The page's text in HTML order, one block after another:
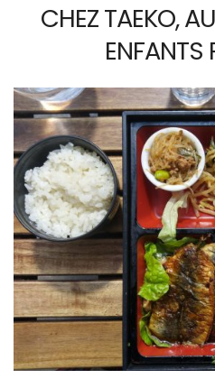
WEEK-
0 ITEMS
CHEZ TAEKO,
ENFANTS